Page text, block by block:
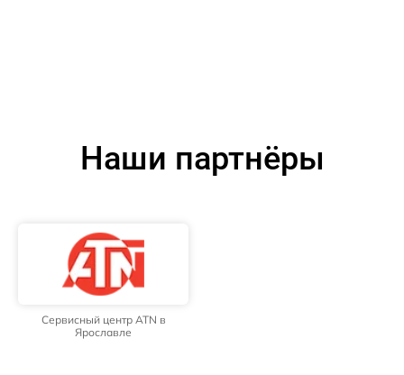
Наши партнёры
Сервисный центр ATN в
Ярославле